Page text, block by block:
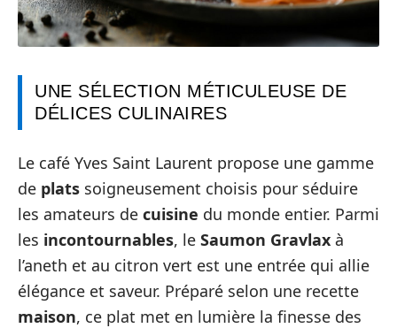
UNE SÉLECTION MÉTICULEUSE DE
DÉLICES CULINAIRES
Le café Yves Saint Laurent propose une gamme
de plats soigneusement choisis pour séduire
les amateurs de cuisine du monde entier. Parmi
les incontournables, le Saumon Gravlax à
l’aneth et au citron vert est une entrée qui allie
élégance et saveur. Préparé selon une recette
maison, ce plat met en lumière la finesse des